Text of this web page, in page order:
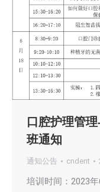
口腔护理管
班通知
通知公告 cndent
培训时间：2023